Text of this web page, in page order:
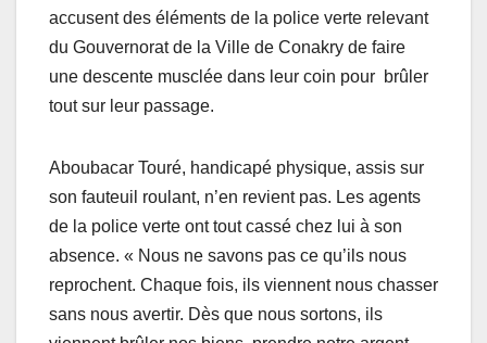
accusent des éléments de la police verte relevant
du Gouvernorat de la Ville de Conakry de faire
une descente musclée dans leur coin pour brûler
tout sur leur passage.
Aboubacar Touré, handicapé physique, assis sur
son fauteuil roulant, n’en revient pas. Les agents
de la police verte ont tout cassé chez lui à son
absence. « Nous ne savons pas ce qu’ils nous
reprochent. Chaque fois, ils viennent nous chasser
sans nous avertir. Dès que nous sortons, ils